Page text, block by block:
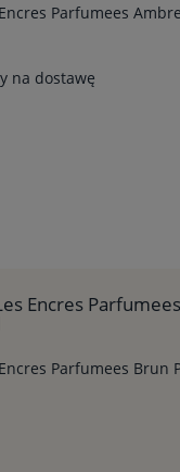
Parfumees
na dostawę
Encres
Parfumees Brun